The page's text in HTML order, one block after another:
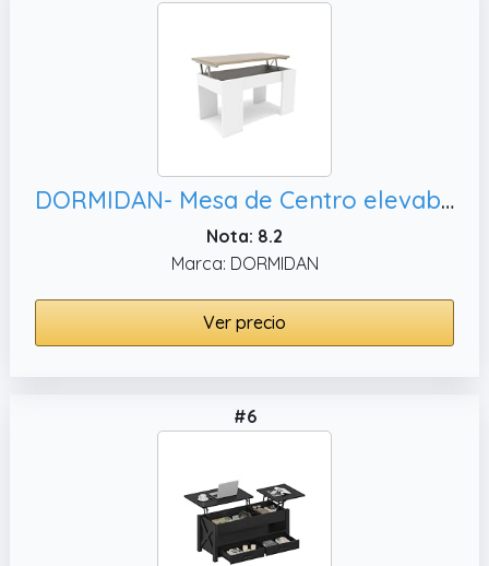
DORMIDAN- Mesa de Centro elevable, Mayor Grosor y Estabilidad (Blanco Tapa Roble)
Nota: 8.2
Marca: DORMIDAN
Ver precio
#6